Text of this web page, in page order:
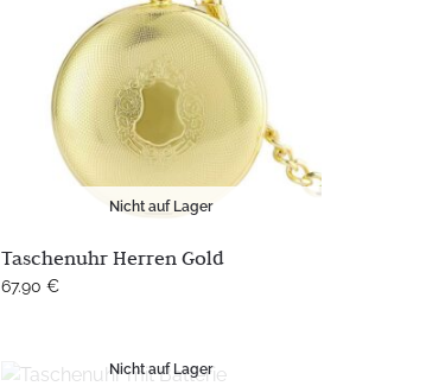
Nicht auf Lager
Taschenuhr Herren Gold
67.90 €
Nicht auf Lager